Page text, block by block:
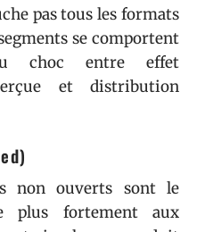
pas tous les formats
se comportent
choc entre effet
et distribution
non ouverts sont le
plus fortement aux